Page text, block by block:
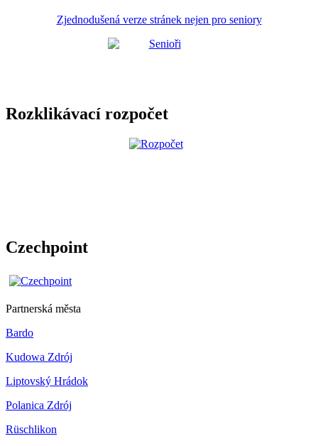
Zjednodušená verze stránek nejen pro seniory
Rozklikávací rozpočet
Czechpoint
Partnerská města
Bardo
Kudowa Zdrój
Liptovský Hrádok
Polanica Zdrój
Rüschlikon